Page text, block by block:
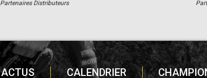
Partenaires Distributeurs
ACTUS CALENDRIER